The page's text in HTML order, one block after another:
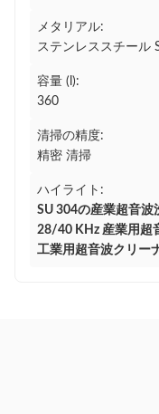
メタリアル:
ステンレススチール
容量 (l):
360
清掃の精度:
精密 清掃
ハイライト:
SU 304の産業超音波
28/40 KHz 産業用超
工業用超音波クリー